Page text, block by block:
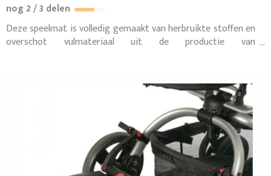
nog 2 / 3 delen
Deze speelmat is volledig gemaakt van herbruikte stoffen en
overschot vulmateriaal uit de productie van